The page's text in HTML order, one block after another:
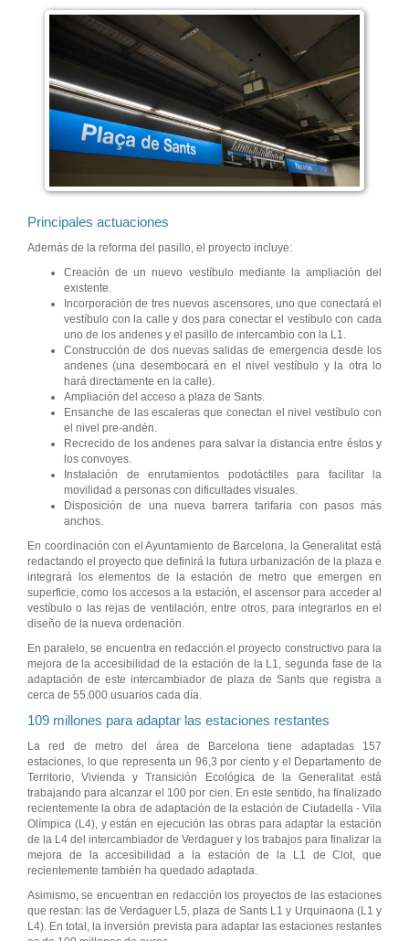
Principales actuaciones
Además de la reforma del pasillo, el proyecto incluye:
Creación de un nuevo vestíbulo mediante la ampliación del
existente.
Incorporación de tres nuevos ascensores, uno que conectará el
vestíbulo con la calle y dos para conectar el vestíbulo con cada
uno de los andenes y el pasillo de intercambio con la L1.
Construcción de dos nuevas salidas de emergencia desde los
andenes (una desembocará en el nivel vestíbulo y la otra lo
hará directamente en la calle).
Ampliación del acceso a plaza de Sants.
Ensanche de las escaleras que conectan el nivel vestíbulo con
el nivel pre-andén.
Recrecido de los andenes para salvar la distancia entre éstos y
los convoyes.
Instalación de enrutamientos podotáctiles para facilitar la
movilidad a personas con dificultades visuales.
Disposición de una nueva barrera tarifaria con pasos más
anchos.
En coordinación con el Ayuntamiento de Barcelona, la Generalitat está
redactando el proyecto que definirá la futura urbanización de la plaza e
integrará los elementos de la estación de metro que emergen en
superficie, como los accesos a la estación, el ascensor para acceder al
vestíbulo o las rejas de ventilación, entre otros, para integrarlos en el
diseño de la nueva ordenación.
En paralelo, se encuentra en redacción el proyecto constructivo para la
mejora de la accesibilidad de la estación de la L1, segunda fase de la
adaptación de este intercambiador de plaza de Sants que registra a
cerca de 55.000 usuarios cada día.
109 millones para adaptar las estaciones restantes
La red de metro del área de Barcelona tiene adaptadas 157
estaciones, lo que representa un 96,3 por ciento y el Departamento de
Territorio, Vivienda y Transición Ecológica de la Generalitat está
trabajando para alcanzar el 100 por cien. En este sentido, ha finalizado
recientemente la obra de adaptación de la estación de Ciutadella - Vila
Olímpica (L4), y están en ejecución las obras para adaptar la estación
de la L4 del intercambiador de Verdaguer y los trabajos para finalizar la
mejora de la accesibilidad a la estación de la L1 de Clot, que
recientemente también ha quedado adaptada.
Asimismo, se encuentran en redacción los proyectos de las estaciones
que restan: las de Verdaguer L5, plaza de Sants L1 y Urquinaona (L1 y
L4). En total, la inversión prevista para adaptar las estaciones restantes